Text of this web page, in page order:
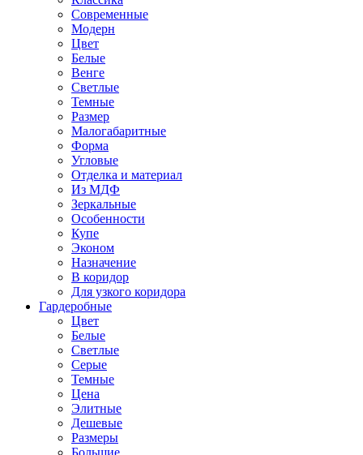
Современные
Модерн
Цвет
Белые
Венге
Светлые
Темные
Размер
Малогабаритные
Форма
Угловые
Отделка и материал
Из МДФ
Зеркальные
Особенности
Купе
Эконом
Назначение
В коридор
Для узкого коридора
Гардеробные
Цвет
Белые
Светлые
Серые
Темные
Цена
Элитные
Дешевые
Размеры
Большие